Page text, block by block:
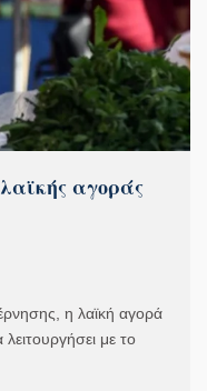
αγοράς
η λαϊκή αγορά
με το